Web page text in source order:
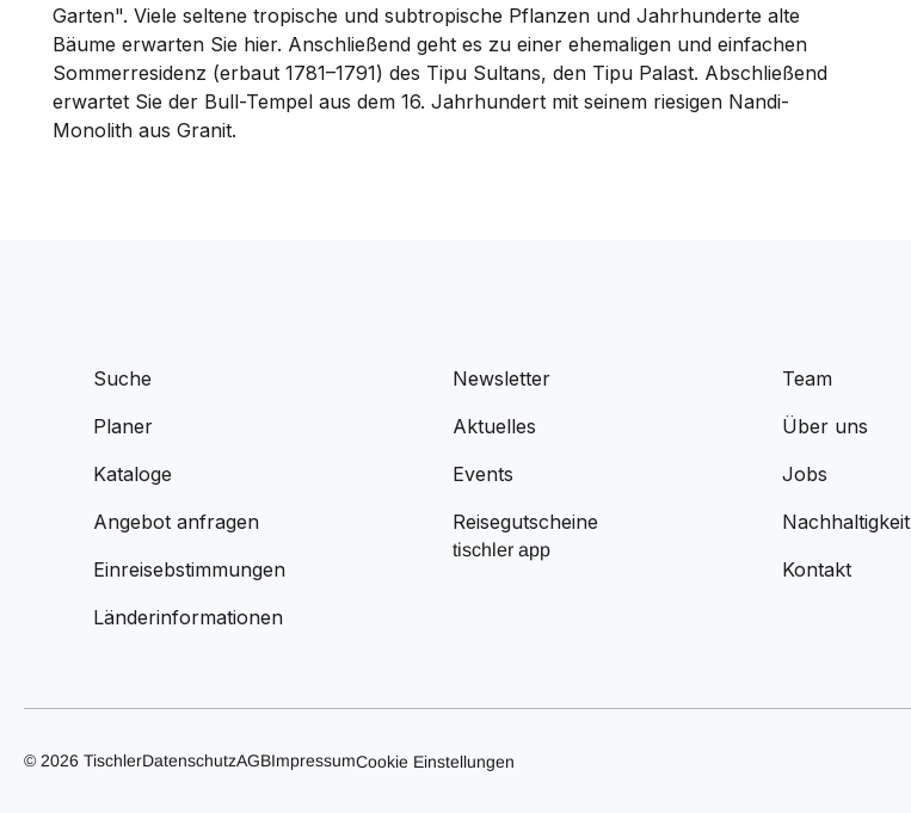
Garten". Viele seltene tropische und subtropische Pflanzen und Jahrhunderte alte
Bäume erwarten Sie hier. Anschließend geht es zu einer ehemaligen und einfachen
Sommerresidenz (erbaut 1781–1791) des Tipu Sultans, den Tipu Palast. Abschließend
erwartet Sie der Bull-Tempel aus dem 16. Jahrhundert mit seinem riesigen Nandi-
Monolith aus Granit.
Suche
Planer
Kataloge
Angebot anfragen
Einreisebstimmungen
Länderinformationen
Newsletter
Aktuelles
Events
Reisegutscheine
tischler app
Team
Über uns
Jobs
Nachhaltigkeit
Kontakt
© 2026 TischlerDatenschutzAGBImpressumCookie Einstellungen